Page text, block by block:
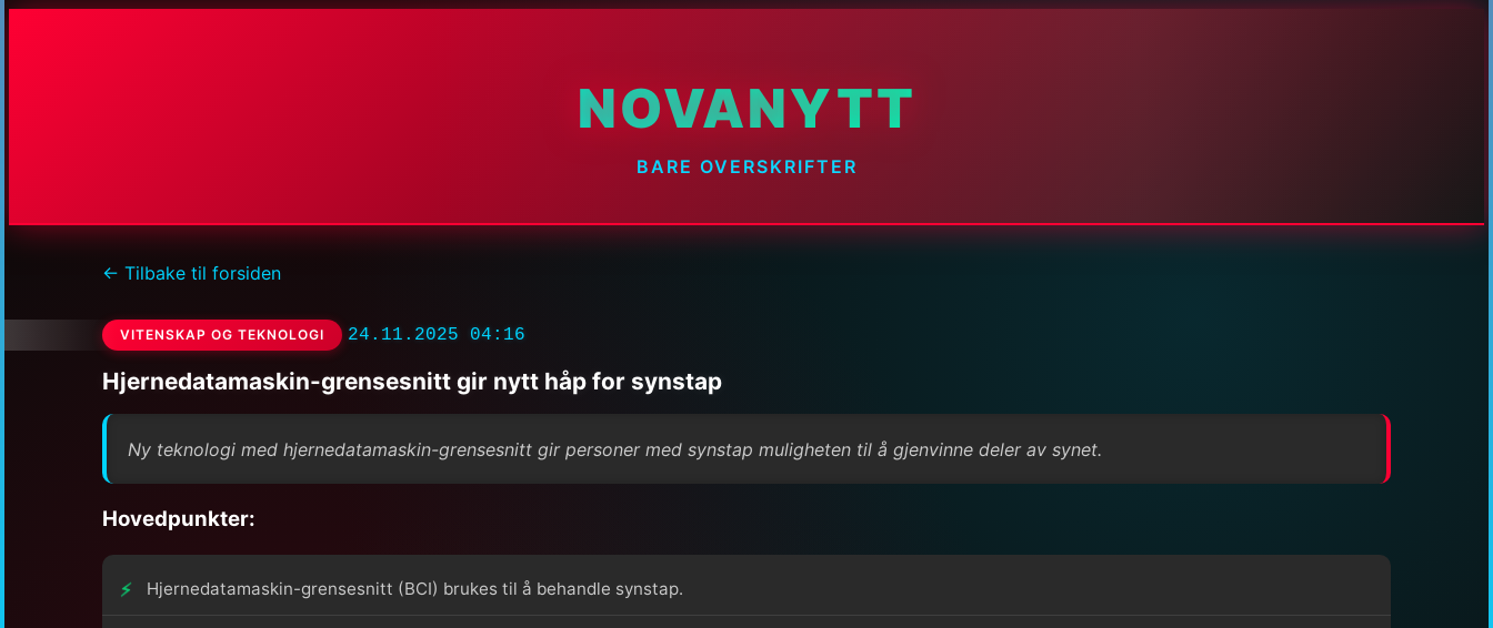
NOVANYTT
BARE OVERSKRIFTER
← Tilbake til forsiden
VITENSKAP OG TEKNOLOGI 24.11.2025 04:16
Hjernedatamaskin-grensesnitt gir nytt håp for synstap
Ny teknologi med hjernedatamaskin-grensesnitt gir personer med synstap muligheten til å gjenvinne deler av synet.
Hovedpunkter:
Hjernedatamaskin-grensesnitt (BCI) brukes til å behandle synstap.